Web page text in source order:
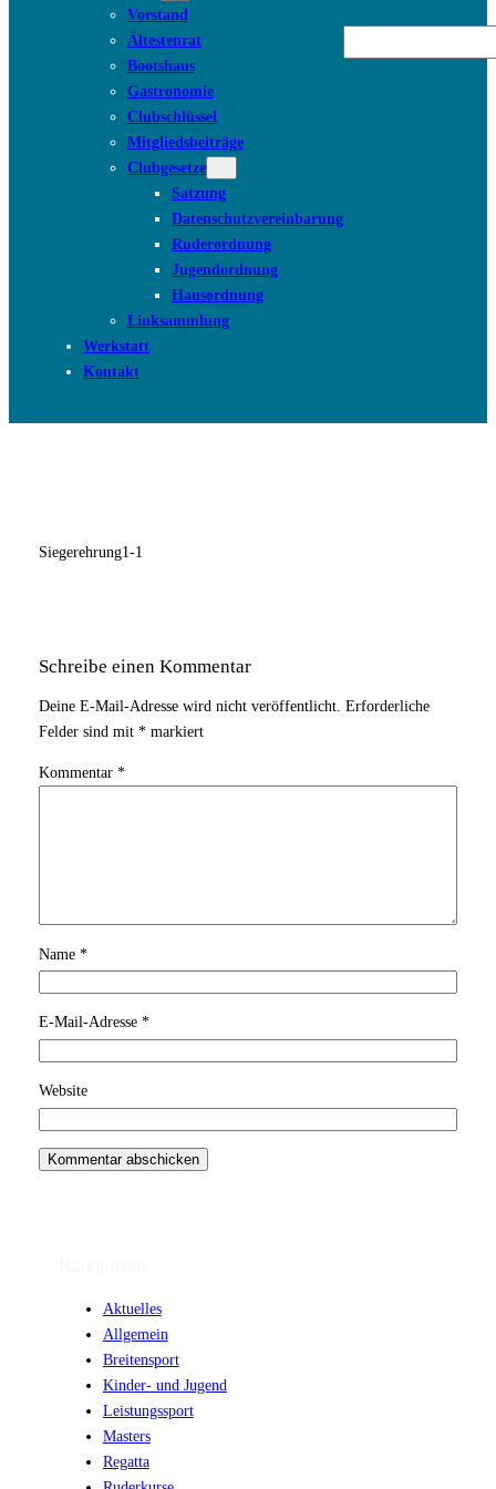
Vorstand
Ältestenrat
Bootshaus
Gastronomie
Clubschlüssel
Mitgliedsbeiträge
Clubgesetze
Satzung
Datenschutzvereinbarung
Ruderordnung
Jugendordnung
Hausordnung
Linksammlung
Werkstatt
Kontakt
Siegerehrung1-1
Schreibe einen Kommentar
Deine E-Mail-Adresse wird nicht veröffentlicht. Erforderliche
Felder sind mit *markiert
Kommentar *
Name *
E-Mail-Adresse *
Website
Aktuelles
Allgemein
Breitensport
Kinder- und Jugend
Leistungssport
Masters
Regatta